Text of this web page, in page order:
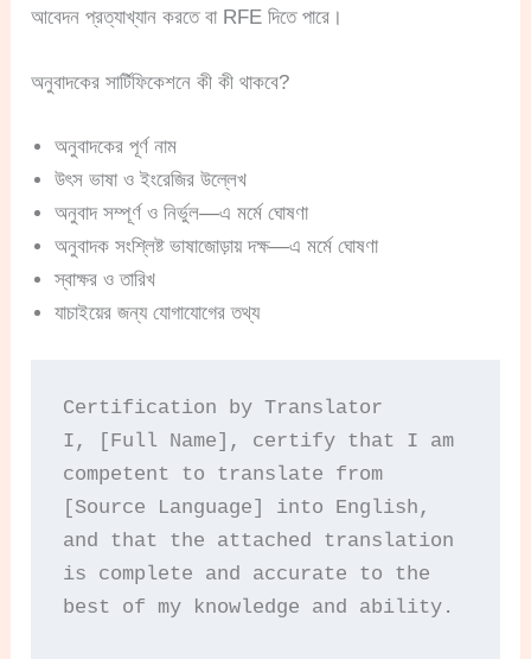
আবেদন প্রত্যাখ্যান করতে বা RFE দিতে পারে।
অনুবাদকের সার্টিফিকেশনে কী কী থাকবে?
অনুবাদকের পূর্ণ নাম
উৎস ভাষা ও ইংরেজির উল্লেখ
অনুবাদ সম্পূর্ণ ও নির্ভুল—এ মর্মে ঘোষণা
অনুবাদক সংশ্লিষ্ট ভাষাজোড়ায় দক্ষ—এ মর্মে ঘোষণা
স্বাক্ষর ও তারিখ
যাচাইয়ের জন্য যোগাযোগের তথ্য
Certification by Translator
I, [Full Name], certify that I am
competent to translate from
[Source Language] into English,
and that the attached translation
is complete and accurate to the
best of my knowledge and ability.